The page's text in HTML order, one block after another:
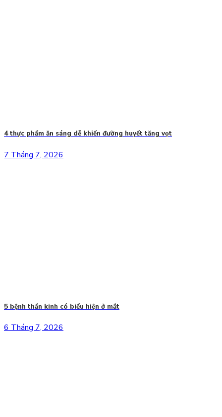
4 thực phẩm ăn sáng dễ khiến đường huyết tăng vọt
7 Tháng 7, 2026
5 bệnh thần kinh có biểu hiện ở mắt
6 Tháng 7, 2026